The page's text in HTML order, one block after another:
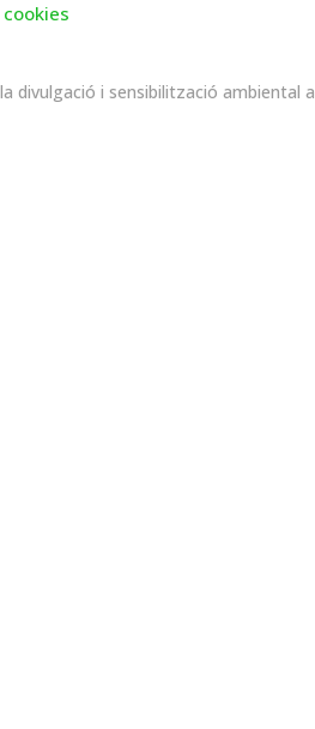
divulgació i sensibilització ambiental a